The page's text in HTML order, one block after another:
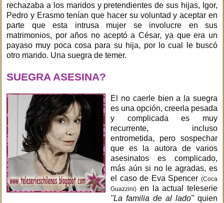
rechazaba a los maridos y pretendientes de sus hijas, Igor,
Pedro y Erasmo tenían que hacer su voluntad y aceptar en
parte que esta intrusa mujer se involucre en sus
matrimonios, por años no aceptó a César, ya que era un
payaso muy poca cosa para su hija, por lo cual le buscó
otro marido. Una suegra de temer.
SUEGRA ASESINA?
El no caerle bien a la suegra
es una opción, creerla pesada
y complicada es muy
recurrente, incluso
entrometida, pero sospechar
que es la autora de varios
asesinatos es complicado,
más aún si no le agradas, es
el caso de Eva Spencer (Coca
Guazzini) en la actual teleserie
"La familia de al lado"quien